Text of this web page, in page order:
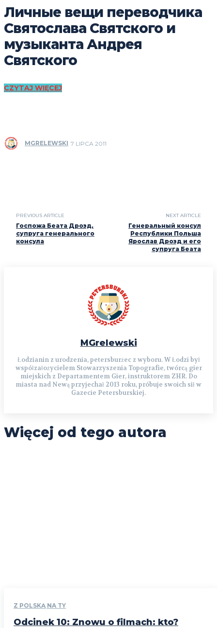
Личные вещи переводчика
Святослава Святского и
музыканта Андрея
Святского
CZYTAJ WIĘCEJ
MGRELEWSKI 7 LIPCA 2011
PREVIOUS ARTICLE
Госпожа Беата Дрозд,
супруга генерального
консула
NEXT ARTICLE
Генеральный консул
Республики Польша
Ярослав Дрозд и его
супруга Беата
MGrelewski
Łodzianin z urodzenia, petersburżec z wyboru. W Łodzi był
współzałożycielem Stowarzyszenia Topografie, twórcą gier
miejskich z Departamentem Gier, instruktorem ZHR. Do
miasta nad Newą przyjechał 2013 roku, próbuje swoich sił w
Gazecie Petersburskiej.
Więcej od tego autora
Z POLSKĄ NA TY
Odcinek 10: Znowu o filmach: kto?